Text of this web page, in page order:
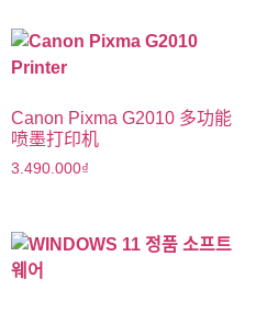
Canon Pixma G2010 多功能
喷墨打印机
3.490.000₫